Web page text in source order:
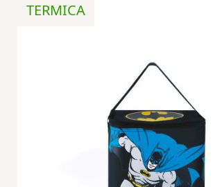
TERMICA